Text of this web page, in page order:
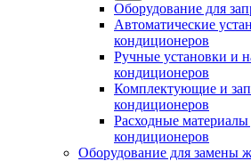
Оборудование для
Автоматические
кондиционеров
Ручные установки и
кондиционеров
Комплектующие и
кондиционеров
Расходные материалы
кондиционеров
Оборудование для замены